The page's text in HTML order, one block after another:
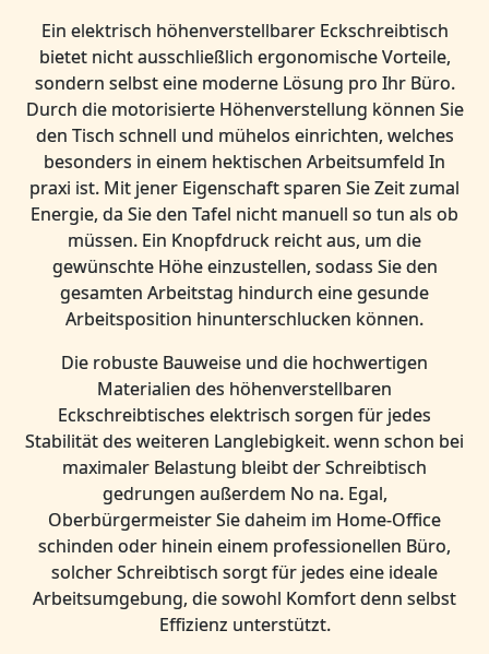
Ein elektrisch höhenverstellbarer Eckschreibtisch
bietet nicht ausschließlich ergonomische Vorteile,
sondern selbst eine moderne Lösung pro Ihr Büro.
Durch die motorisierte Höhenverstellung können Sie
den Tisch schnell und mühelos einrichten, welches
besonders in einem hektischen Arbeitsumfeld In
praxi ist. Mit jener Eigenschaft sparen Sie Zeit zumal
Energie, da Sie den Tafel nicht manuell so tun als ob
müssen. Ein Knopfdruck reicht aus, um die
gewünschte Höhe einzustellen, sodass Sie den
gesamten Arbeitstag hindurch eine gesunde
Arbeitsposition hinunterschlucken können.
Die robuste Bauweise und die hochwertigen
Materialien des höhenverstellbaren
Eckschreibtisches elektrisch sorgen für jedes
Stabilität des weiteren Langlebigkeit. wenn schon bei
maximaler Belastung bleibt der Schreibtisch
gedrungen außerdem No na. Egal,
Oberbürgermeister Sie daheim im Home-Office
schinden oder hinein einem professionellen Büro,
solcher Schreibtisch sorgt für jedes eine ideale
Arbeitsumgebung, die sowohl Komfort denn selbst
Effizienz unterstützt.